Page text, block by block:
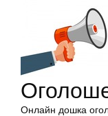
Онлайн дошка